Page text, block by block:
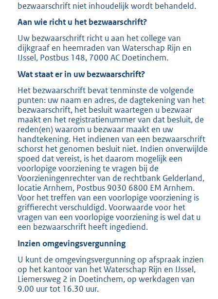
bezwaarschrift niet inhoudelijk wordt behandeld.
Aan wie richt u het bezwaarschrift?
Uw bezwaarschrift richt u aan het college van
dijkgraaf en heemraden van Waterschap Rijn en
IJssel, Postbus 148, 7000 AC Doetinchem.
Wat staat er in uw bezwaarschrift?
Het bezwaarschrift bevat tenminste de volgende
punten: uw naam en adres, de dagtekening van het
bezwaarschrift, het besluit waartegen u bezwaar
maakt en het registratienummer van dat besluit, de
reden(en) waarom u bezwaar maakt en uw
handtekening. Het indienen van een bezwaarschrift
schorst het genomen besluit niet. Indien onverwijlde
spoed dat vereist, is het daarom mogelijk een
voorlopige voorziening te vragen bij de
Voorzieningenrechter van de rechtbank Gelderland,
locatie Arnhem, Postbus 9030 6800 EM Arnhem.
Voor het treffen van een voorlopige voorziening is
griffierecht verschuldigd. Voorwaarde voor het
vragen van een voorlopige voorziening is wel dat u
een bezwaarschrift heeft ingediend.
Inzien omgevingsvergunning
U kunt de omgevingsvergunning op afspraak inzien
op het kantoor van het Waterschap Rijn en IJssel,
Liemersweg 2 in Doetinchem, op werkdagen van
9.00 uur tot 16.30 uur.